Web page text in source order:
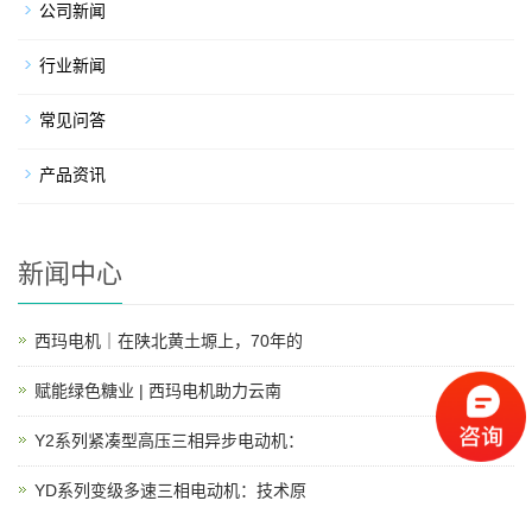
公司新闻
行业新闻
常见问答
产品资讯
新闻中心
西玛电机｜在陕北黄土塬上，70年的
赋能绿色糖业 | 西玛电机助力云南
Y2系列紧凑型高压三相异步电动机：
YD系列变级多速三相电动机：技术原